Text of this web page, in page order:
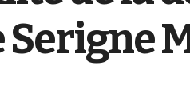
Serigne